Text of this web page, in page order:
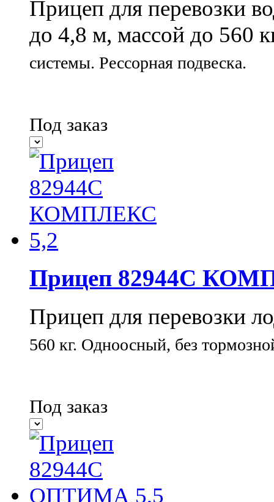
Прицеп для перевозки
до 4,8 м, массой до 560
системы. Рессорная подвеска.
Под заказ
Прицеп 82944С
Прицеп для перевозки
560 кг. Одноосный, без
Под заказ